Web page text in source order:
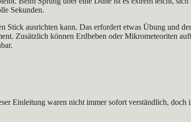
Sekunden.
Stick ausrichten kann. Das erfordert etwas Übung und
Zusätzlich können Erdbeben oder Mikrometeoriten
Einleitung waren nicht immer sofort verständlich, doch